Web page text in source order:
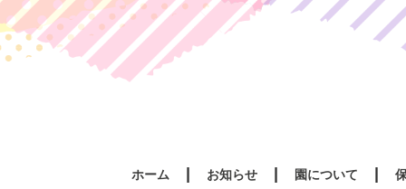
ホーム お知らせ 園について